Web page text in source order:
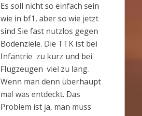
Es soll nicht so einfach sein
wie in bf1, aber so wie jetzt
sind Sie fast nutzlos gegen
Bodenziele. Die TTK ist bei
Infantrie zu kurz und bei
Flugzeugen viel zu lang.
Wenn man denn überhaupt
mal was entdeckt. Das
Problem ist ja, man muss